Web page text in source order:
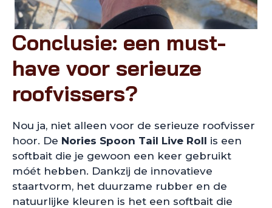
Conclusie: een must-
have voor serieuze
roofvissers?
Nou ja, niet alleen voor de serieuze roofvisser
hoor. De Nories Spoon Tail Live Roll is een
softbait die je gewoon een keer gebruikt
móét hebben. Dankzij de innovatieve
staartvorm, het duurzame rubber en de
natuurlijke kleuren is het een softbait die